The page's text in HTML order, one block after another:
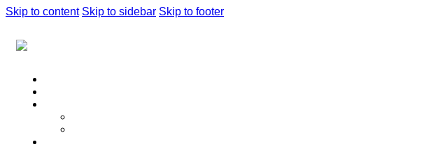
Skip to content Skip to sidebar Skip to footer